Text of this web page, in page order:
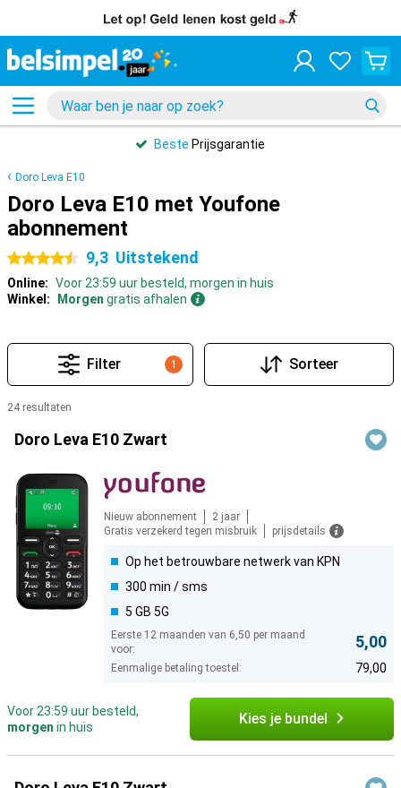
Beste Prijsgarantie
Doro Leva E10
Doro Leva E10 met Youfone
abonnement
4.5 sterren 9,3 Uitstekend
Online: Voor 23:59 uur besteld, morgen in huis
Winkel:
Morgen gratis afhalen
1
Filter Sorteer
24 resultaten
Doro Leva E10 Zwart
Nieuw abonnement
2 jaar
Gratis verzekerd tegen misbruik
prijsdetails
Op het betrouwbare netwerk van KPN
300 min / sms
5 GB 5G
Eerste 12 maanden van 6,50 per maand
voor:
5,00
Eenmalige betaling toestel: 79,00
Voor 23:59 uur besteld,
morgen in huis Kies je bundel